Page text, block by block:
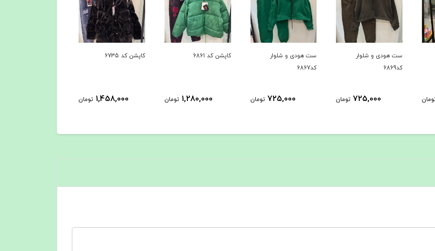
ست هودی و شلوار
کد6869
725,000 تومان
ست هودی و شلوار
کد6867
725,000 تومان
کاپشن کد 6861
1,280,000 تومان
کاپشن کد 6735
1,458,000 تومان